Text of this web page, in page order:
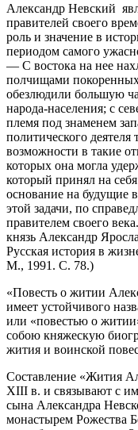
Александр Невский
правителей своего
роль и значение в
периодом самого
— С востока на нее
полчищами покоренных
обезлюдили большую
народа-населения; с
племя под знаменем
политического
возможности в такие
которых она могла
который принял на
основание на будущие
этой задачи, по
правителем своего
князь Александр
Русская история в
М., 1991. С. 78.)
«Повесть о житии
имеет устойчивого
или «повестью о
собою княжескую
жития и воинской
Составление «Жития
XIII в. и связывают с
сына Александра
монастырем Рожества